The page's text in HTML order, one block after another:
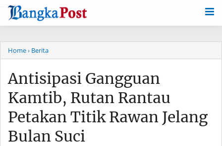
-->
Home› Berita
Antisipasi Gangguan
Kamtib, Rutan Rantau
Petakan Titik Rawan Jelang
Bulan Suci